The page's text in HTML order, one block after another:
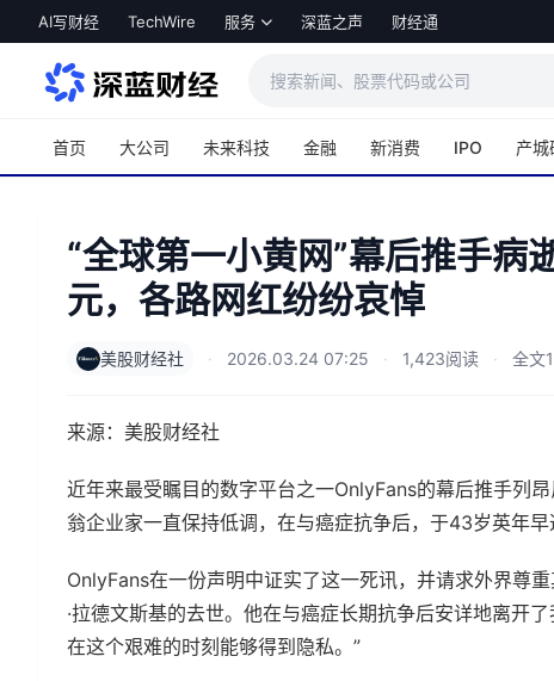
跳转到主内容
AI写财经 TechWire 服务 深蓝之声 财经通
首页 大公司 未来科技 金融 新消费 IPO 产城
“全球第一小黄网”幕后推手
元，各路网红纷纷哀悼
美股财经社 · 2026.03.24 07:25 · 1,423阅读 · 全文
来源：美股财经社
近年来最受瞩目的数字平台之一OnlyFans的幕后推手列
翁企业家一直保持低调，在与癌症抗争后，于43岁英年早
OnlyFans在一份声明中证实了这一死讯，并请求外界尊
·拉德文斯基的去世。他在与癌症长期抗争后安详地离开
在这个艰难的时刻能够得到隐私。”